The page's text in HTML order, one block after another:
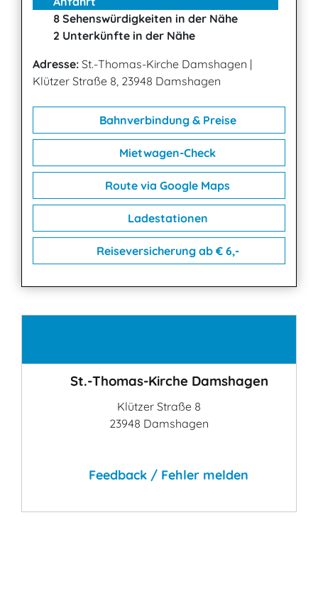
8 Sehenswürdigkeiten in der Nähe
2 Unterkünfte in der Nähe
Adresse: St.-Thomas-Kirche Damshagen |
Klützer Straße 8, 23948 Damshagen
Bahnverbindung & Preise
Mietwagen-Check
Route via Google Maps
Ladestationen
Reiseversicherung ab € 6,-
St.-Thomas-Kirche Damshagen
Klützer Straße 8
23948 Damshagen
Feedback / Fehler melden